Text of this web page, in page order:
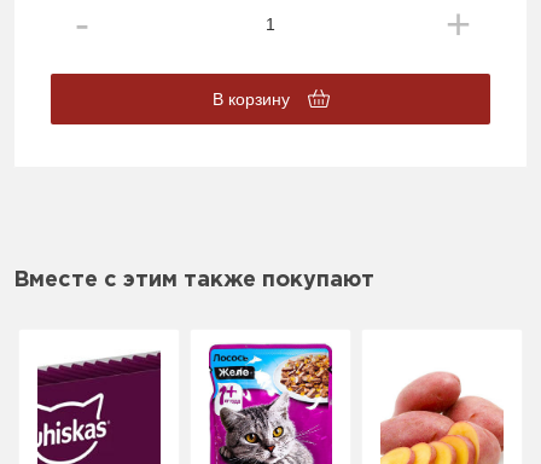
В корзину
Вместе с этим также покупают